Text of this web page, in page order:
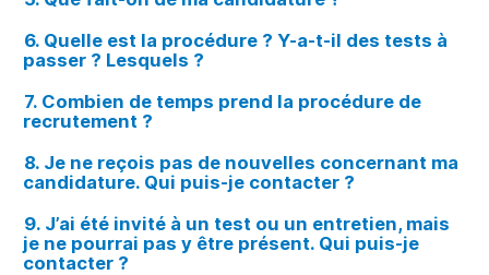
6. Quelle est la procédure ? Y-a-t-il des tests à
passer ? Lesquels ?
7. Combien de temps prend la procédure de
recrutement ?
8. Je ne reçois pas de nouvelles concernant ma
candidature. Qui puis-je contacter ?
9. J’ai été invité à un test ou un entretien, mais
je ne pourrai pas y être présent. Qui puis-je
contacter ?